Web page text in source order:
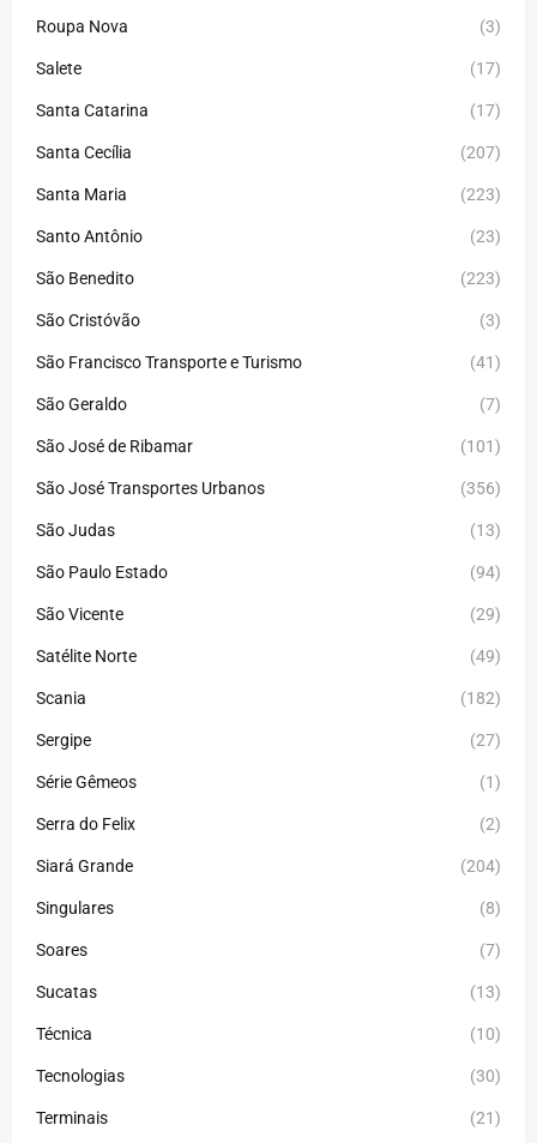
Roupa Nova (3)
Salete (17)
Santa Catarina (17)
Santa Cecília (207)
Santa Maria (223)
Santo Antônio (23)
São Benedito (223)
São Cristóvão (3)
São Francisco Transporte e Turismo (41)
São Geraldo (7)
São José de Ribamar (101)
São José Transportes Urbanos (356)
São Judas (13)
São Paulo Estado (94)
São Vicente (29)
Satélite Norte (49)
Scania (182)
Sergipe (27)
Série Gêmeos (1)
Serra do Felix (2)
Siará Grande (204)
Singulares (8)
Soares (7)
Sucatas (13)
Técnica (10)
Tecnologias (30)
Terminais (21)